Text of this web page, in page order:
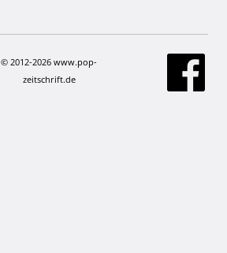
© 2012-2026 www.pop-
zeitschrift.de